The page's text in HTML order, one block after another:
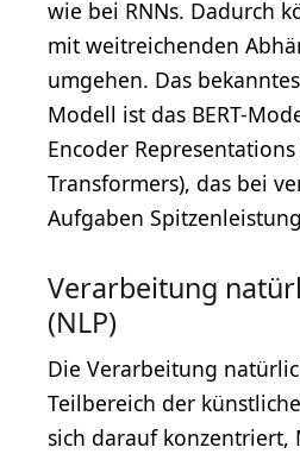
wie bei RNNs. Dadurch
mit weitreichenden
umgehen. Das
Modell ist das BERT-
Encoder
Transformers), das bei
Aufgaben
Verarbeitung
(NLP)
Die Verarbeitung
Teilbereich der
sich darauf konzentriert,